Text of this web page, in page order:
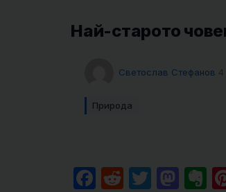
Най-старото
Светослав Стефанов
Природа
Facebook
RedditTwitter